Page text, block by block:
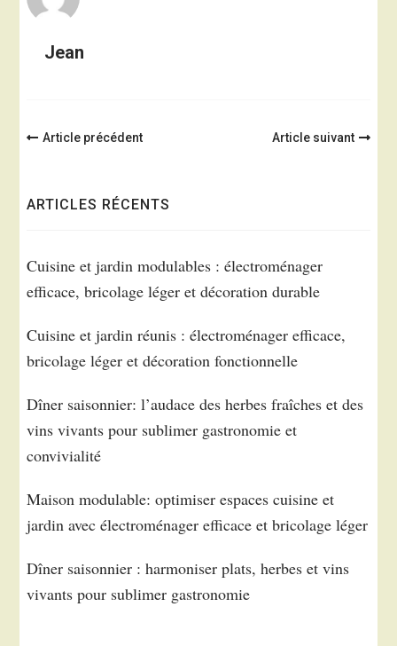
Jean
Navigation
Article précédent Article suivant
ARTICLES RÉCENTS
Cuisine et jardin modulables : électroménager
efficace, bricolage léger et décoration durable
Cuisine et jardin réunis : électroménager efficace,
bricolage léger et décoration fonctionnelle
Dîner saisonnier: l’audace des herbes fraîches et des
vins vivants pour sublimer gastronomie et
convivialité
Maison modulable: optimiser espaces cuisine et
jardin avec électroménager efficace et bricolage léger
Dîner saisonnier : harmoniser plats, herbes et vins
vivants pour sublimer gastronomie